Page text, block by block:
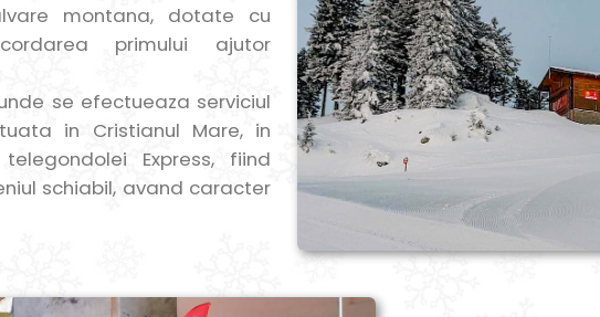
montana, dotate cu
primului ajutor
se efectueaza serviciul
in Cristianul Mare, in
Express, fiind
schiabil, avand caracter